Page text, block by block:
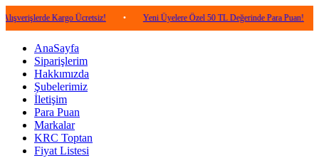
Kargo Ücretsiz! • Yeni Üyelere Özel 50 TL Değerinde Para Puan! •
AnaSayfa
Siparişlerim
Hakkımızda
Şubelerimiz
İletişim
Para Puan
Markalar
KRC Toptan
Fiyat Listesi